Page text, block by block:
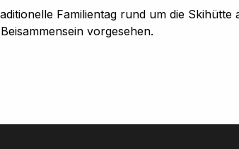
Familientag rund um die
vorgesehen.